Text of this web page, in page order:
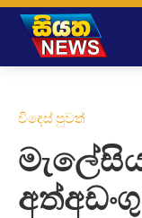
විදෙස් පුවත්